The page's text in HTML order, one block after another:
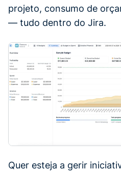
projeto, consumo de
— tudo dentro do Jira.
Quer esteja a gerir